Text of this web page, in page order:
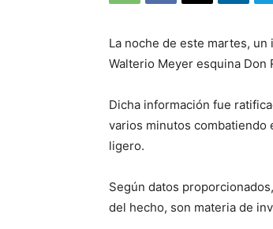
La noche de este martes,
Walterio Meyer esquina Don
Dicha información fue
varios minutos combatiendo
ligero.
Según datos
del hecho, son materia de